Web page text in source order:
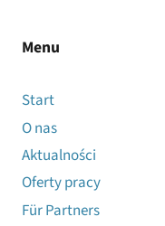
Menu
Start
O nas
Aktualności
Oferty pracy
Für Partners